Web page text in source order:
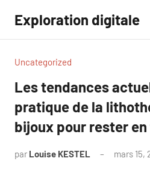
contenu
Exploration digitale
Uncategorized
Les tendances
pratique de la
bijoux pour rester
par Louise KESTEL mars 15,